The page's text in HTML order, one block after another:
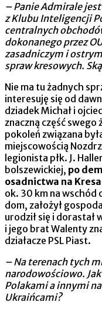
– Panie Admirale jest
z Klubu Inteligencji
centralnych
dokonanego przez
zasadniczym i
spraw kresowych.
Nie ma tu żadnych
interesuję się od
dziadek Michał i
znaczną część swego
pokoleń związana
miejscowością
legionista płk. J.
bolszewickiej, po
osadnictwa na
ok. 30 km na wschód
dom, założył
urodził się i dorastał
i jego brat Walenty
działacze PSL Piast.
– Na terenach tych
narodowościowo.
Polakami a innymi
Ukraińcami?